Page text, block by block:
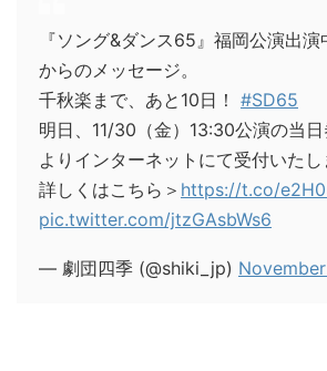
『ソング&ダンス65』福岡公演出
からのメッセージ。
千秋楽まで、あと10日！ #SD65
明日、11/30（金）13:30公演の当
よりインターネットにて受付いたし
詳しくはこちら＞ https://t.co/
pic.twitter.com/jtzGAsbWs6
— 劇団四季 (@shiki_jp)